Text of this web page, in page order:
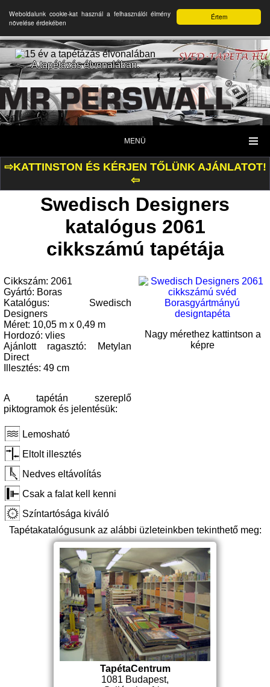
Értem
Weboldalunk cookie-kat használ a felhasználói élmény
növelése érdekében
A tapétázás élvonalában.
MENÜ
⇨KATTINSTON ÉS KÉRJEN TŐLÜNK AJÁNLATOT!
⇦
Swedisch Designers
katalógus 2061
cikkszámú tapétája
Cikkszám: 2061
Gyártó: Boras
Katalógus: Swedisch
Designers
Méret: 10,05 m x 0,49 m
Hordozó: vlies
Ajánlott ragasztó: Metylan
Direct
Illesztés: 49 cm
A tapétán szereplő
piktogramok és jelentésük:
Lemosható
Eltolt illesztés
Nedves eltávolítás
Csak a falat kell kenni
Színtartósága kiváló
Nagy mérethez kattintson a
képre
Tapétakatalógusunk az alábbi üzleteinkben tekinthető meg:
TapétaCentrum
1081 Budapest,